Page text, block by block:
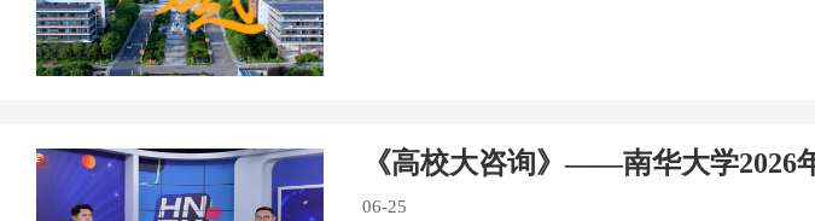
《高校大咨询》——南华大学2026
06-25